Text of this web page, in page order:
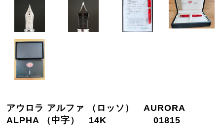
アウロラ アルファ （ロッソ） AURORA
ALPHA （中字） 14K 01815